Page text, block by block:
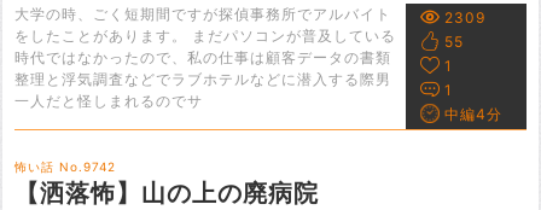
大学の時、ごく短期間ですが探偵事務所でアルバイト
をしたことがあります。 まだパソコンが普及している
時代ではなかったので、私の仕事は顧客データの書類
整理と浮気調査などでラブホテルなどに潜入する際男
一人だと怪しまれるのでサ
2309
55
1
1
中編4分
怖い話 No.9742
【洒落怖】山の上の廃病院